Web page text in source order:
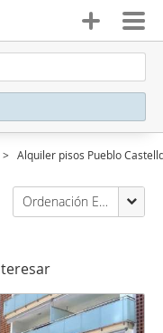
Alquiler pisos Pueblo
Ordenación Enalquiler